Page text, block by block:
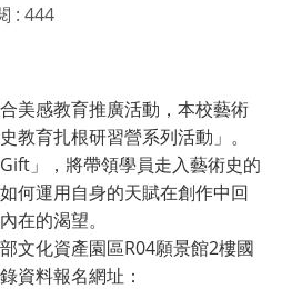
: 444
美感教育推廣活動，本校藝術
教育扎根研習營系列活動」。
」，將帶領學員走入藝術史的
何運用自身的天賦在創作中回
在的渴望。
文化資產園區R04願景館2樓國
資料報名網址：